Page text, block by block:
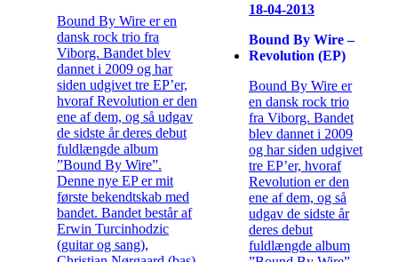
Bound By Wire er en
dansk rock trio fra
Viborg. Bandet blev
dannet i 2009 og har
siden udgivet tre EP’er,
hvoraf Revolution er den
ene af dem, og så udgav
de sidste år deres debut
fuldlængde album
”Bound By Wire”.
Denne nye EP er mit
første bekendtskab med
bandet. Bandet består af
Erwin Turcinhodzic
(guitar og sang),
18-04-2013
Bound By Wire –
Revolution (EP)
Bound By Wire er
en dansk rock trio
fra Viborg. Bandet
blev dannet i 2009
og har siden udgivet
tre EP’er, hvoraf
Revolution er den
ene af dem, og så
udgav de sidste år
deres debut
fuldlængde album